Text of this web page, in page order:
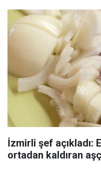
İzmirli şef açıkladı:
ortadan kaldıran